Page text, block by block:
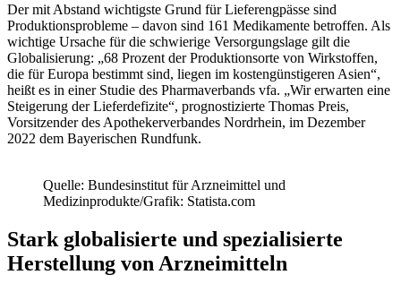
Der mit Abstand wichtigste Grund für Lieferengpässe sind
Produktionsprobleme – davon sind 161 Medikamente betroffen. Als
wichtige Ursache für die schwierige Versorgungslage gilt die
Globalisierung: „68 Prozent der Produktionsorte von Wirkstoffen,
die für Europa bestimmt sind, liegen im kostengünstigeren Asien“,
heißt es in einer Studie des Pharmaverbands vfa. „Wir erwarten eine
Steigerung der Lieferdefizite“, prognostizierte Thomas Preis,
Vorsitzender des Apothekerverbandes Nordrhein, im Dezember
2022 dem Bayerischen Rundfunk.
Quelle: Bundesinstitut für Arzneimittel und
Medizinprodukte/Grafik: Statista.com
Stark globalisierte und spezialisierte
Herstellung von Arzneimitteln